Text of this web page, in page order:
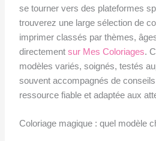
se tourner vers des plateformes
trouverez une large sélection de
imprimer classés par thèmes,
directement sur Mes Coloriages.
modèles variés, soignés, testés
souvent accompagnés de
ressource fiable et adaptée aux
Coloriage magique : quel modèle